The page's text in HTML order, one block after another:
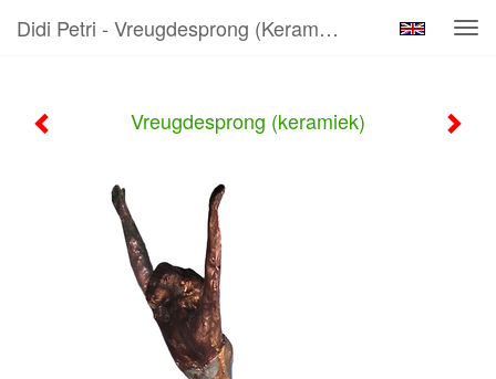
Didi Petri - Vreugdesprong (keramiek)
Vreugdesprong (keramiek)